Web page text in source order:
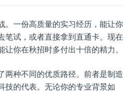
。一份高质量的实习经历，能让你
笔试，或者直接拿到直通卡。现在
让你在秋招时多付出十倍的精力。
两种不同的优质路径。前者是制造
技的代表。无论你的专业背景如